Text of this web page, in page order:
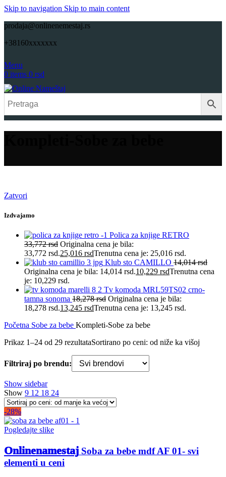
Skip to navigation Skip to main content
prodaja@onlinenemestaj.rs
+38160xxxxxxx
Menu
0 items 0 rsd
Zatvori
Izdvajamo
Polica za knjige RETRO
33,772rsd Originalna cena je bila:
33,772 rsd.25,016 rsdTrenutna cena je: 25,016 rsd.
Klub sto CAMILLO 14,014rsd
Originalna cena je bila: 14,014 rsd.10,229 rsdTrenutna cena
je: 10,229 rsd.
Tv komoda MRL59TS02 crno-
tamna sonoma 18,278rsd Originalna cena je bila:
18,278 rsd.13,245 rsdTrenutna cena je: 13,245 rsd.
Početna Sobe za bebe Kompleti-Sobe za bebe
Prikaz 1–24 od 29 rezultataSortirano po ceni: od niže ka višoj
Filtriraj po brendu:
Show sidebar
Show 9 12 18 24
-28%
Pogledajte slike
Onlinenamestaj Soba za bebe mdf AF 01- svi
elementi u ceni